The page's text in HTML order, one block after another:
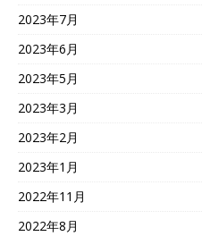
2023年7月
2023年6月
2023年5月
2023年3月
2023年2月
2023年1月
2022年11月
2022年8月